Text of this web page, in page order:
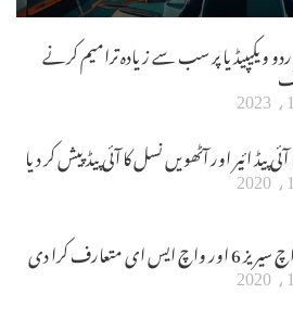
ویکیپیڈیا پر سب سے زیادہ ترامیم کرنے
پیڈ ائیر اور آٹھویں نسل کا آئی پیڈ پیش کر دیا
ای متعارف کرا دی